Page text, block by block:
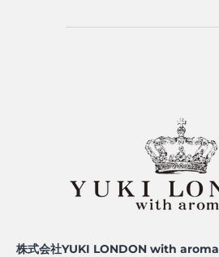
株式会社YUKI LONDON with aroma